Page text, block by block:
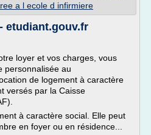
a l ecole d infirmiere
etudiant.gouv.fr
loyer et vos charges, vous
personnalisée au
de logement à caractère
versés par la Caisse
à caractère social. Elle peut
en foyer ou en résidence...